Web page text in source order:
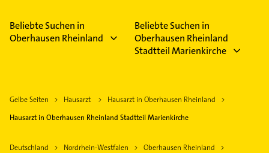
Beliebte Suchen in
Oberhausen Rheinland
Beliebte Suchen in
Oberhausen Rheinland
Stadtteil Marienkirche
Gelbe Seiten Hausarzt
Hausarzt in Oberhausen Rheinland
Hausarzt in Oberhausen Rheinland Stadtteil Marienkirche
Deutschland Nordrhein-Westfalen
Oberhausen Rheinland